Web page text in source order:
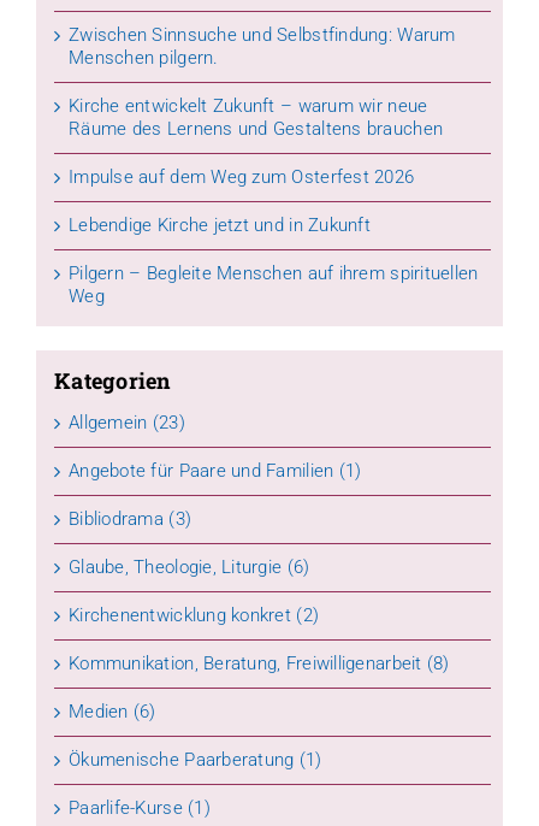
Zwischen Sinnsuche und Selbstfindung: Warum
Menschen pilgern.
Kirche entwickelt Zukunft – warum wir neue
Räume des Lernens und Gestaltens brauchen
Impulse auf dem Weg zum Osterfest 2026
Lebendige Kirche jetzt und in Zukunft
Pilgern – Begleite Menschen auf ihrem spirituellen
Weg
Kategorien
Allgemein (23)
Angebote für Paare und Familien (1)
Bibliodrama (3)
Glaube, Theologie, Liturgie (6)
Kirchenentwicklung konkret (2)
Kommunikation, Beratung, Freiwilligenarbeit (8)
Medien (6)
Ökumenische Paarberatung (1)
Paarlife-Kurse (1)